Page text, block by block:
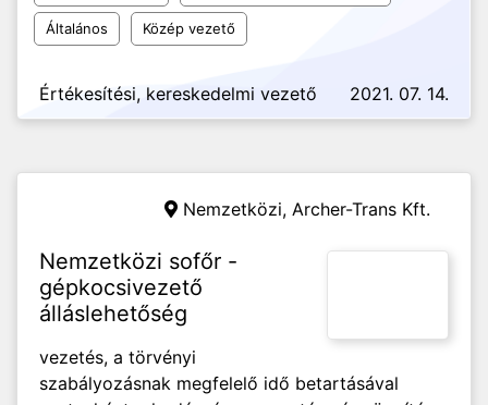
Általános Közép vezető
Értékesítési, kereskedelmi vezető 2021. 07. 14.
Nemzetközi, Archer-Trans Kft.
Nemzetközi sofőr -
gépkocsivezető
álláslehetőség
vezetés, a törvényi
szabályozásnak megfelelő idő betartásával